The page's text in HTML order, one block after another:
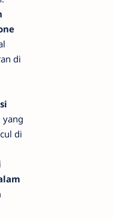
di
yang
di